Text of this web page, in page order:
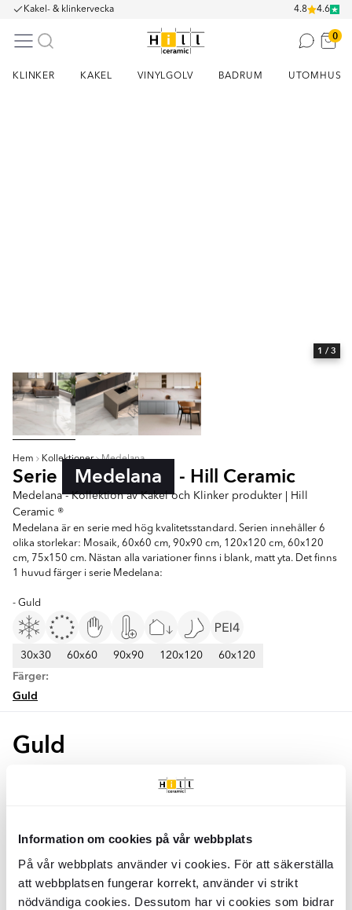
Information om cookies på vår webbplats
På vår webbplats använder vi cookies. För att säkerställa
att webbplatsen fungerar korrekt, använder vi strikt
nödvändiga cookies. Dessutom har vi cookies som bidrar
Kakel- & klinkervecka 4.8 4.6
0
KLINKER KAKEL VINYLGOLV BADRUM UTOMHUS
Hem Kollektioner Medelana
Serie Medelana - Hill Ceramic
Medelana - Kollektion av Kakel och Klinker produkter | Hill
Ceramic ®
Medelana är en serie med hög kvalitetsstandard. Serien innehåller 6
olika storlekar: Mosaik, 60x60 cm, 90x90 cm, 120x120 cm, 60x120
cm, 75x150 cm. Nästan alla variationer finns i blank, matt yta. Det finns
1 huvud färger i serie Medelana:
- Guld
30x30 60x60 90x90 120x120 60x120
Färger:
Guld
1 / 3
Guld
Kant:Rund
835 SEK/ m2
1128 SEK/m2 -26%
LÄGG I VARUKORG
Polerad 120x120 cm
Kant:Rund
1328SEK/ m2
1495SEK/m2-11%
LÄGG I VARUKORG